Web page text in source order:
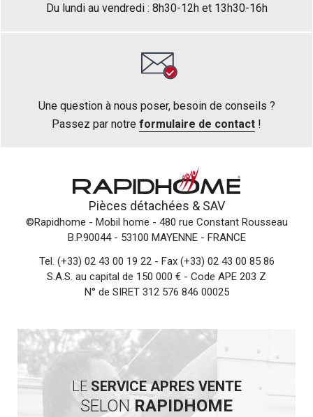
Du lundi au vendredi : 8h30-12h et 13h30-16h
Une question à nous poser, besoin de conseils ?
Passez par notre formulaire de contact !
Pièces détachées & SAV
©Rapidhome - Mobil home - 480 rue Constant Rousseau
B.P.90044 - 53100 MAYENNE - FRANCE
Tel. (+33) 02 43 00 19 22 - Fax (+33) 02 43 00 85 86
S.A.S. au capital de 150 000 € - Code APE 203 Z
N° de SIRET 312 576 846 00025
LE SERVICE APRES VENTE
SELON RAPIDHOME